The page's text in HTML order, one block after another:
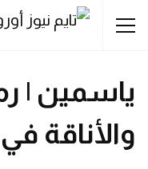
ياسمين |
والأناقة